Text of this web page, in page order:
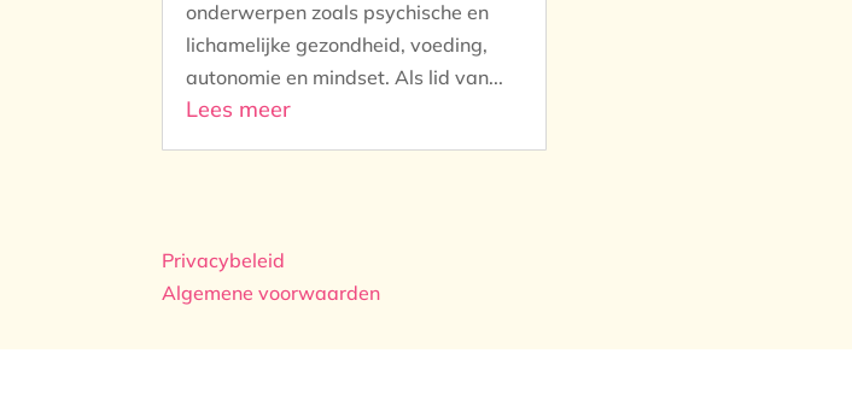
onderwerpen zoals psychische en
lichamelijke gezondheid, voeding,
autonomie en mindset. Als lid van...
Lees meer
Privacybeleid
Algemene voorwaarden